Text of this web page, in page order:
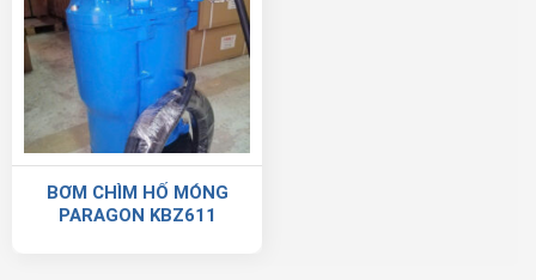
BƠM CHÌM HỐ MÓNG
PARAGON KBZ611